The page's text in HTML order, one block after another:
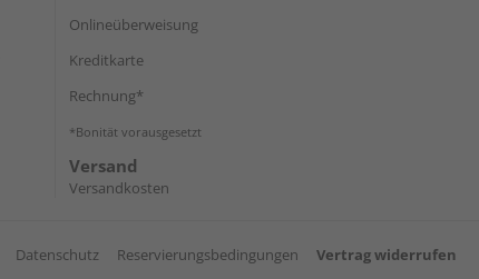
Onlineüberweisung
Kreditkarte
Rechnung*
*Bonität vorausgesetzt
Versand
Versandkosten
Datenschutz Reservierungsbedingungen Vertrag widerrufen